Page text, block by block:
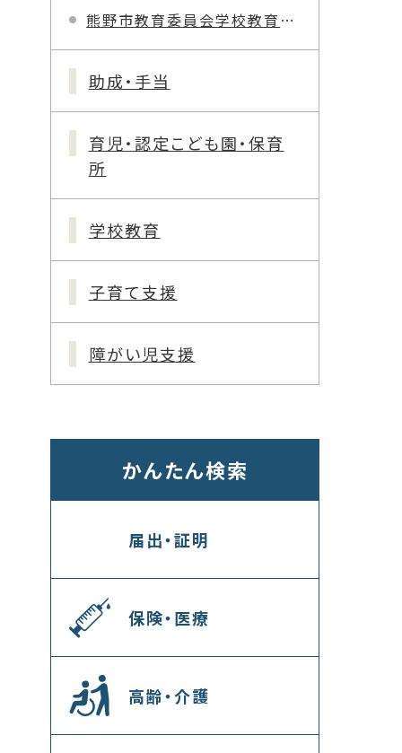
熊野市教育委員会学校教育課ページ
助成・手当
育児・認定こども園・保育
所
学校教育
子育て支援
障がい児支援
かんたん検索
届出・証明
保険・医療
高齢・介護